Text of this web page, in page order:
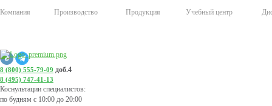
Компания Производство Продукция Учебный центр
8 (800) 555-79-09 доб.4
8 (495) 747-41-13
Коснультации специалистов:
по будням с 10:00 до 20:00